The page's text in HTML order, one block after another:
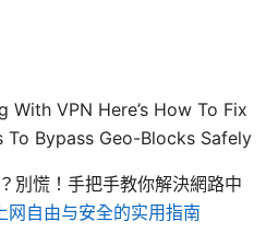
VPN Here’s How To Fix
To Bypass Geo-Blocks Safely
別慌！手把手教你解決網路中
网自由与安全的实用指南